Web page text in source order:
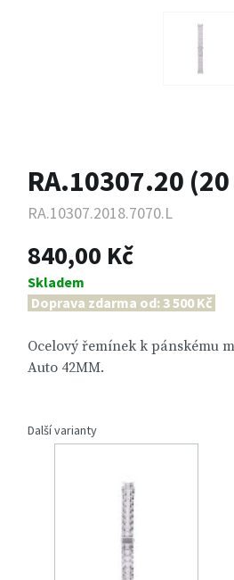
RA.10307.20
RA.10307.2018.7070.L
840,00 Kč
Skladem
Doprava zdarma od: 3 500 Kč
Ocelový řemínek k pánskému
Auto 42MM.
Další varianty